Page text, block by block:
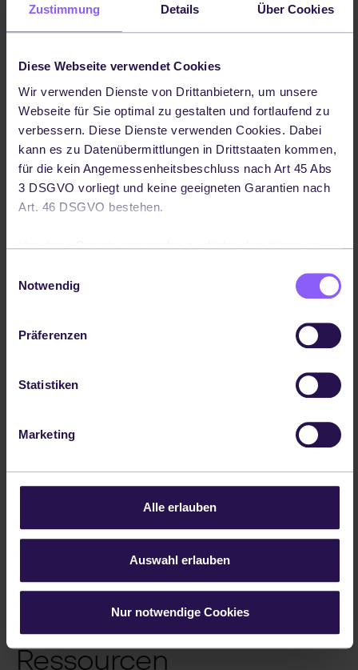
Zustimmung Details Über Cookies
Diese Webseite verwendet Cookies
Wir verwenden Dienste von Drittanbietern, um unsere
Webseite für Sie optimal zu gestalten und fortlaufend zu
verbessern. Diese Dienste verwenden Cookies. Dabei
kann es zu Datenübermittlungen in Drittstaaten kommen,
für die kein Angemessenheitsbeschluss nach Art 45 Abs
3 DSGVO vorliegt und keine geeigneten Garantien nach
Art. 46 DSGVO bestehen.
Um diese Dienste verwenden zu dürfen, benötigen wir
widerrufen, indem Sie auf die Schaltfläche in der linken
unteren Ecke klicken. Weitere Informationen – auch über
die mit einem Drittlandtransfer verbunden Risiken - finden
Sie in unserer
Notwendig
Präferenzen
Statistiken
Marketing
Alle erlauben
Auswahl erlauben
Nur notwendige Cookies
gedacht?
Für alle, die nach einem Mix aus
standardisierten und individuell
entwickelten Systemintegrationen
suchen, ohne Qualitätsverlust
Für Logistiker mit wachsendem
Kundenportfolio, wachsendem Zeitdruck
Händler onboarden
Das Webinar wird auf Deutsch
Share this article
Ressourcen